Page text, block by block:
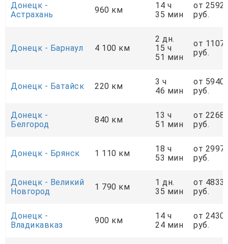
Донецк -
Астрахань
960 км
14 ч
35 мин
от
руб.
Донецк - Барнаул 4 100 км
2 дн.
15 ч
51 мин
от
руб.
Донецк - Батайск 220 км
3 ч
46 мин
от 5940
руб.
Донецк -
Белгород
840 км
13 ч
51 мин
от
руб.
Донецк - Брянск 1 110 км
18 ч
53 мин
от
руб.
Донецк - Великий
Новгород
1 790 км
1 дн.
35 мин
от
руб.
Донецк -
Владикавказ
900 км
14 ч
24 мин
от
руб.